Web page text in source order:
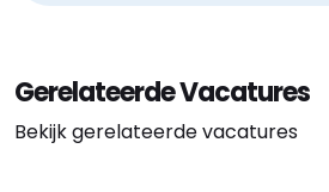
Gerelateerde Vacatures
Bekijk gerelateerde vacatures